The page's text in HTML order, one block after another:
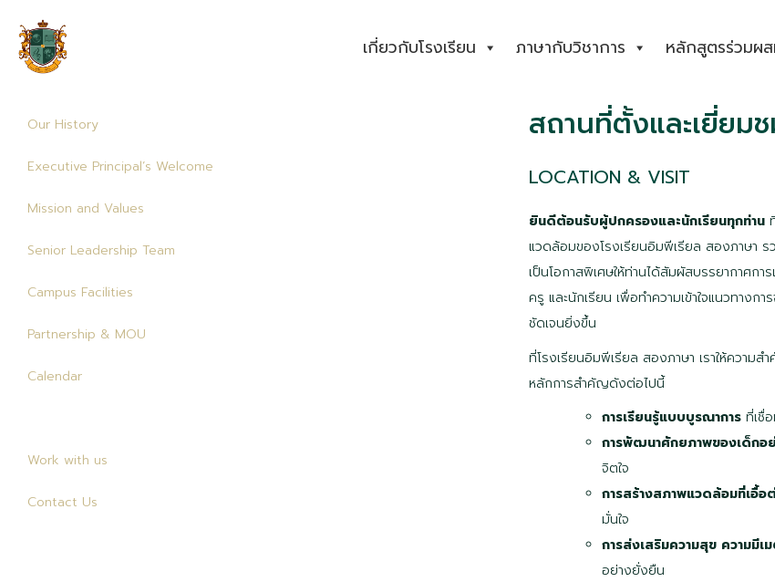
เกี่ยวกับโรงเรียน ภาษากับวิชาการ หลักสูตรร่วมผ
Our History
Executive Principal’s Welcome
Mission and Values
Senior Leadership Team
Campus Facilities
Partnership & MOU
Calendar
Work with us
Contact Us
สถานที่ตั้งและเยี่ยมช
LOCATION & VISIT
ยินดีต้อนรับผู้ปกครองและนักเรียนทุกท่าน
แวดล้อมของโรงเรียนอิมพีเรียล สองภาษา ร
เป็นโอกาสพิเศษให้ท่านได้สัมผัสบรรยากาศก
ครู และนักเรียน เพื่อทำความเข้าใจแนวทางก
ชัดเจนยิ่งขึ้น
ที่โรงเรียนอิมพีเรียล สองภาษา เราให้ควา
หลักการสำคัญดังต่อไปนี้
การเรียนรู้แบบบูรณาการ ที่เชื่
การพัฒนาศักยภาพของเด็กอ
จิตใจ
การสร้างสภาพแวดล้อมที่เอื้อ
มั่นใจ
การส่งเสริมความสุข ความมี
อย่างยั่งยืน